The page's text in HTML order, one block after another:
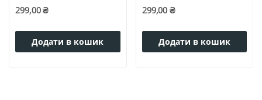
299,00 ₴
Додати в кошик
299,00 ₴
Додати в кошик